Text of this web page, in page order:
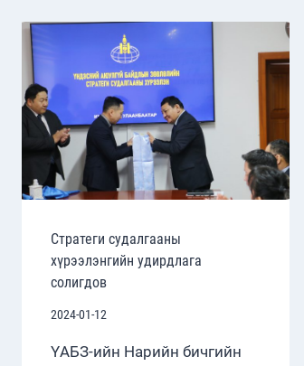
Г.БАТСҮХ
ОРОЛЦЛОО
Стратеги судалгааны
хүрээлэнгийн удирдлага
солигдов
2024-01-12
ҮАБЗ-ийн Нарийн бичгийн